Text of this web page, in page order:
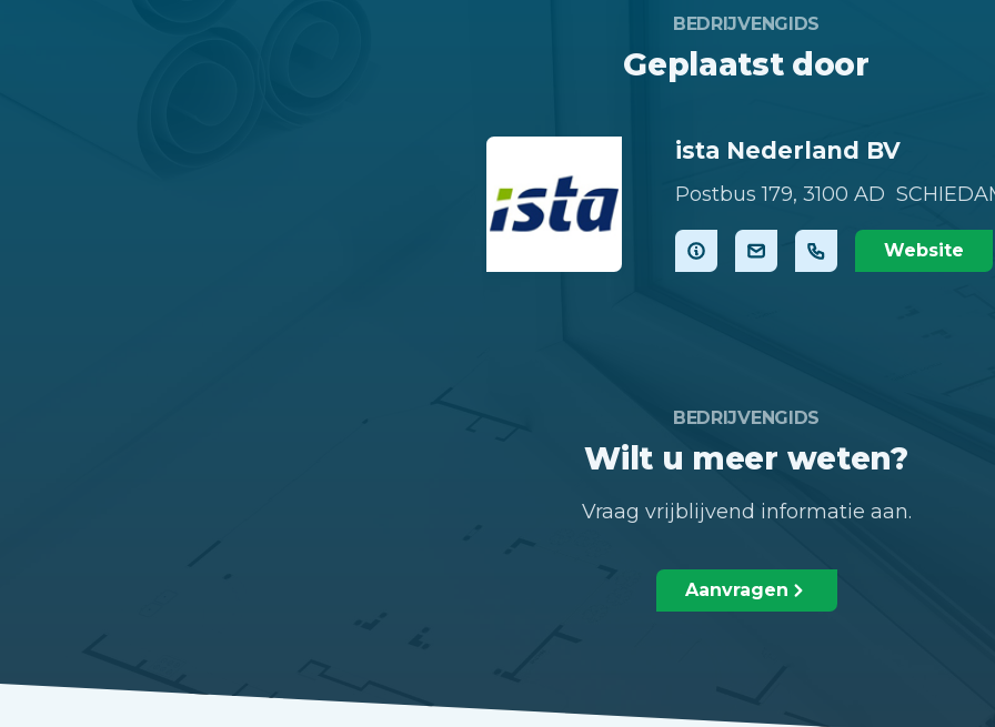
BEDRIJVENGIDS
Geplaatst door
ista Nederland BV
Postbus 179, 3100 AD
Website
BEDRIJVENGIDS
Wilt u meer weten?
Vraag vrijblijvend informatie aan.
Aanvragen